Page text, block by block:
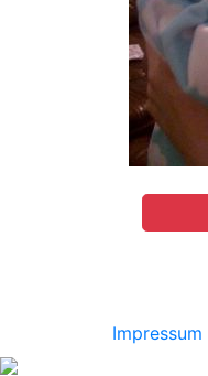
Impressum